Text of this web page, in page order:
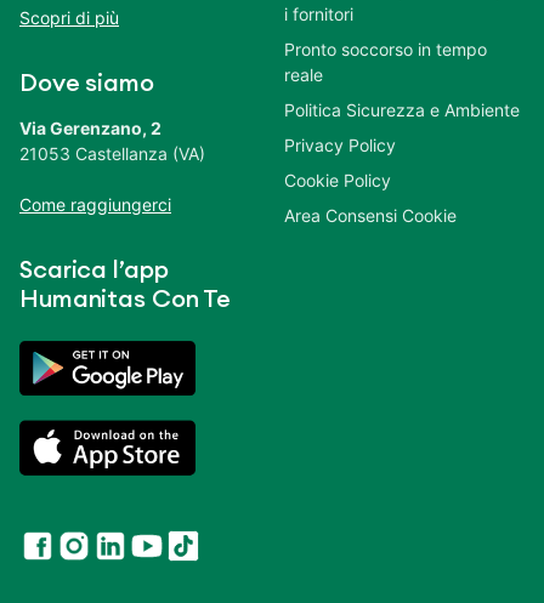
Scopri di più
Dove siamo
Via Gerenzano, 2
21053 Castellanza (VA)
Come raggiungerci
Scarica l’app
Humanitas Con Te
i fornitori
Pronto soccorso in tempo
reale
Politica Sicurezza e Ambiente
Privacy Policy
Cookie Policy
Area Consensi Cookie